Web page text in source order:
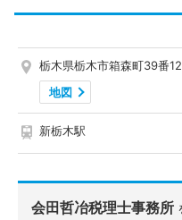
栃木県栃木市箱森町39番
地図
新栃木駅
会田哲冶税理士事務所